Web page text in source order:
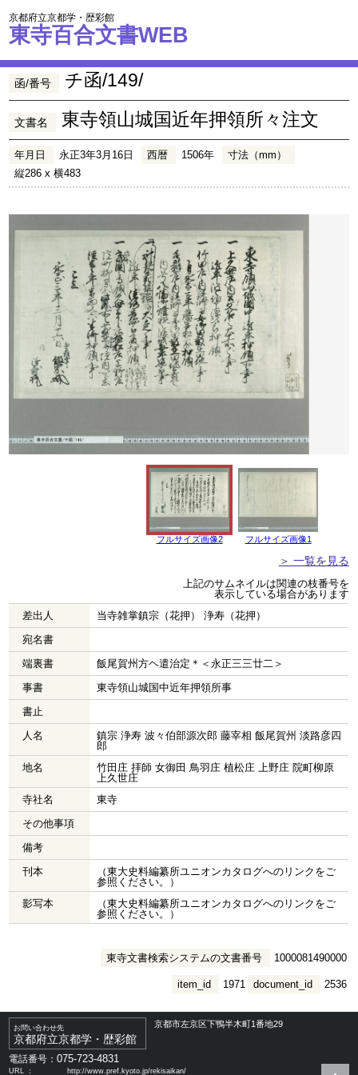
京都府立京都学・歴彩館
東寺百合文書WEB
函/番号 チ函/149/
文書名 東寺領山城国近年押領所々注文
年月日 永正3年3月16日 西暦 1506年
寸法（mm）
縦286 x 横483
フルサイズ画像2 フルサイズ画像1
＞ 一覧を見る
上記のサムネイルは関連の枝番号を
表示している場合があります
差出人
当寺雑掌鎮宗（花押） 浄寿（花押）
宛名書
端裏書
飯尾賀州方ヘ遣治定＊＜永正三三廿二＞
事書
東寺領山城国中近年押領所事
書止
人名
鎮宗 浄寿 波々伯部源次郎 藤宰相 飯尾賀州 淡路彦四
郎
地名
竹田庄 拝師 女御田 鳥羽庄 植松庄 上野庄 院町柳原
上久世庄
寺社名
東寺
その他事項
備考
刊本
（東大史料編纂所ユニオンカタログへのリンクをご
参照ください。）
影写本
（東大史料編纂所ユニオンカタログへのリンクをご
参照ください。）
東寺文書検索システムの文書番号 1000081490000
document_id 2536
item_id 1971
お問い合わせ先
京都府立京都学・歴彩館
京都市左京区下鴨半木町1番地29
電話番号：075-723-4831
URL ： http://www.pref.kyoto.jp/rekisaikan/